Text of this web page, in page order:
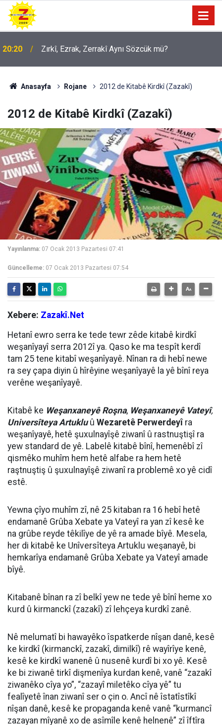
09:56 Ji Zilma Partîzanan Nimûneyeka Piçûk
Anasayfa Rojane 2012 de Kitabê Kirdkî (Zazakî)
2012 de Kitabê Kirdkî (Zazakî)
Yayınlanma: 07 Ocak 2013 Pazartesi 07:41
Güncelleme: 07 Ocak 2013 Pazartesi 07:54
Xebere: Zazakî.Net
Hetanî ewro serra ke tede tewr zêde kitabê kirdkî
weşanîyayî serra 2012î ya. Qaso ke ma tespît kerdî
tam 25 tene kitabî weşanîyayê. Nînan ra di hebî newe
ra sey çapa diyin û hîrêyine weşanîyayê la yê bînî reya
verêne weşanîyayê.
Kitabê ke Weşanxaneyê Roşna, Weşanxaneyê Vateyî,
Universîteya Artukluû Wezaretê Perwerdeyîra
weşanîyayê, hetê şuxulnayîşê ziwanî û rastnuştişî ra
yew standard de yê. Labelê kitabê bînî, hemenêbî zî
qismêko muhîm hem hetê alfabe ra hem hetê
raştnuştiş û şuxulnayîşê ziwanî ra problemê xo yê cidî
estê.
Yewna çîyo muhîm zî, nê 25 kitaban ra 16 hebî hetê
endamanê Grûba Xebate ya Vateyî ra yan zî kesê ke
na grûbe reyde têkilîye de yê ra amade bîyê. Mesela,
her di kitabê ke Unîversîteya Artuklu weşanayê, bi
hemkarîya endamanê Grûba Xebate ya Vateyî amade
bîyê.
Kitabanê bînan ra zî belkî yew ne tede yê bînî heme xo
kurd û kirmanckî (zazakî) zî lehçeya kurdkî zanê.
Nê melumatî bi hawayêko îspatkerde nîşan danê, kesê
ke kirdkî (kirmanckî, zazakî, dimilkî) rê wayîrîye kenê,
kesê ke kirdkî wanenê û nusenê kurdî bi xo yê. Kesê
ke bi ziwanê tirkî dişmenîya kurdan kenê, vanê “zazakî
ziwanêko cîya yo”, “zazayî miletêko cîya yê” tu
fealîyetê înan ziwanî ser o çin o. Ancî nê îstatîstîkî
nîşan danê, kesê ke propaganda kenê vanê “kurmancî
zazayan mîyanê xo de asîmîle kenê helnenê” zî îftîra